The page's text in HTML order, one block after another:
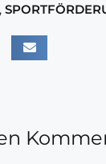
,